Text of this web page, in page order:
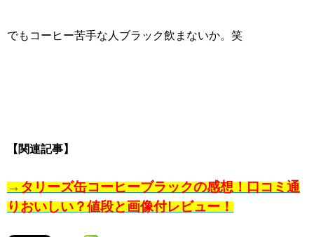
でもコーヒー苦手な人ブラック飲まないか。笑
【関連記事】
→タリーズ缶コーヒーブラックの感想！口コミ通
りおいしい？値段と画像付レビュー！